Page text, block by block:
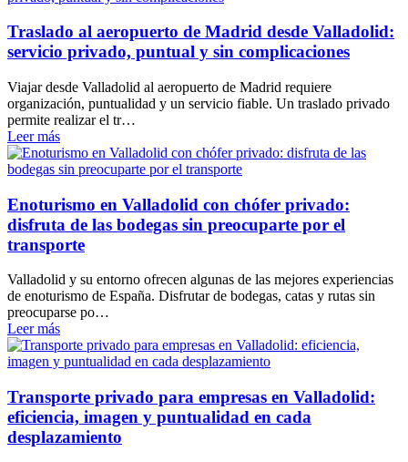
Traslado al aeropuerto de Madrid desde Valladolid:
servicio privado, puntual y sin complicaciones
Viajar desde Valladolid al aeropuerto de Madrid requiere
organización, puntualidad y un servicio fiable. Un traslado privado
permite realizar el tr…
Leer más
Enoturismo en Valladolid con chófer privado:
disfruta de las bodegas sin preocuparte por el
transporte
Valladolid y su entorno ofrecen algunas de las mejores experiencias
de enoturismo de España. Disfrutar de bodegas, catas y rutas sin
preocuparse po…
Leer más
Transporte privado para empresas en Valladolid:
eficiencia, imagen y puntualidad en cada
desplazamiento